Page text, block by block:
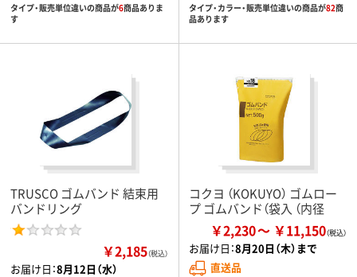
タイプ・販売単位違いの商品が6商品ありま
す
タイプ・カラー・販売単位違いの商品が82商
品あります
TRUSCO ゴムバンド 結束用
バンドリング
￥2,185（税込）
お届け日：8月12日（水）
コクヨ （KOKUYO） ゴムロー
プ ゴムバンド（袋入 （内径
￥2,230 ￥11,150
お届け日：8月20日（木）まで
直送品